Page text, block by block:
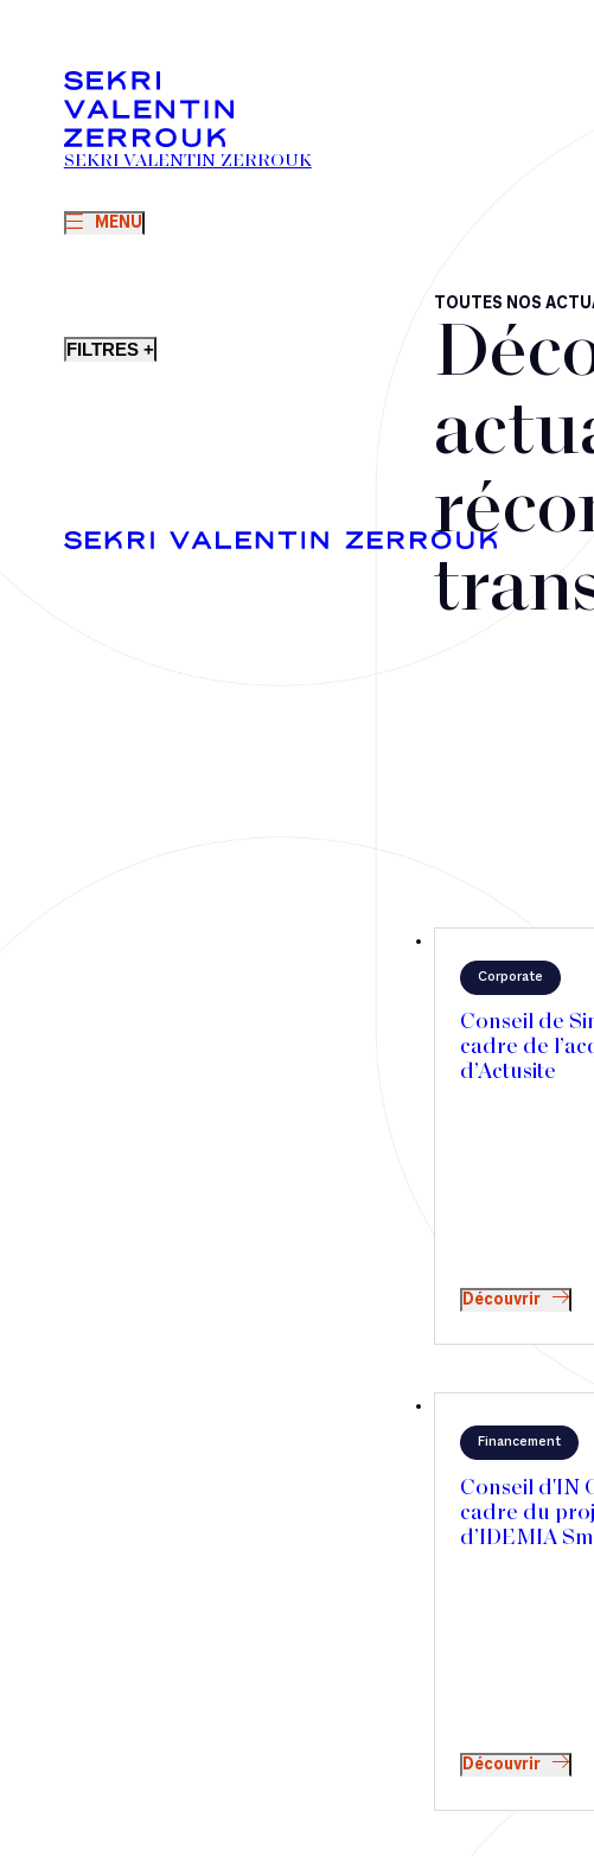
MENU
SEKRI VALENTIN ZERROUK
FILTRES +
TOUTES NOS
Corporate
Conseil de
cadre de
d’Actusite
Découvrir
Financement
Conseil d'IN
cadre du
d’IDEMIA
Découvrir